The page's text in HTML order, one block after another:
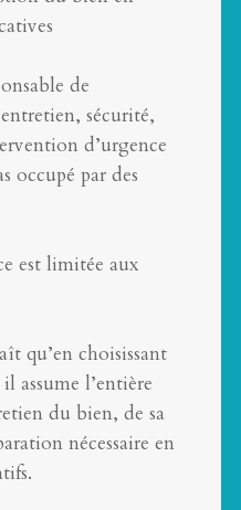
de
sécurité,
d’urgence
occupé par des
est limitée aux
qu’en choisissant
assume l’entière
du bien, de sa
nécessaire en